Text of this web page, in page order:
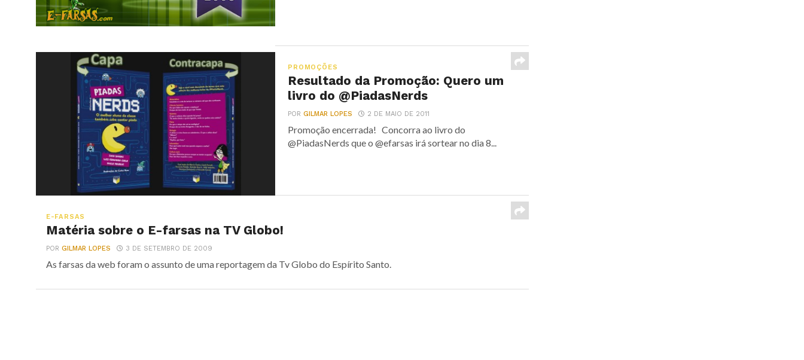
PROMOÇÕES
Resultado da Promoção: Quero um
livro do @PiadasNerds
PORGILMAR LOPES 2 DE MAIO DE 2011
Promoção encerrada! Concorra ao livro do
@PiadasNerds que o @efarsas irá sortear no dia 8...
E-FARSAS
Matéria sobre o E-farsas na TV Globo!
POR GILMAR LOPES 3 DE SETEMBRO DE 2009
As farsas da web foram o assunto de uma reportagem da Tv Globo do Espírito Santo.